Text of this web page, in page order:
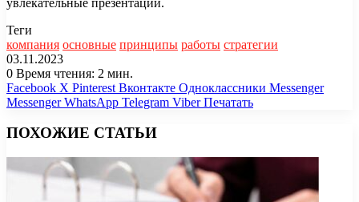
Теги
компания основные принципы работы стратегии
03.11.2023
0 Время чтения: 2 мин.
Facebook X Pinterest Вконтакте Одноклассники Messenger
Messenger WhatsApp Telegram Viber Печатать
ПОХОЖИЕ СТАТЬИ